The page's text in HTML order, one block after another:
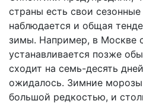
страны есть свои
наблюдается и общая
зимы. Например, в Москве
устанавливается позже
сходит на семь-десять
ожидалось. Зимние морозы
большой редкостью, и